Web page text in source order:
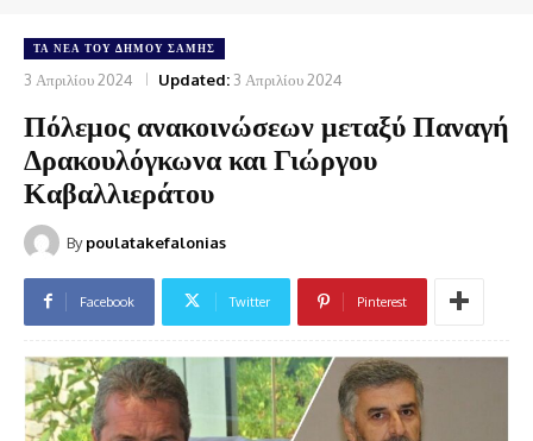
ΤΑ ΝΈΑ ΤΟΥ ΔΉΜΟΥ ΣΆΜΗΣ
3 Απριλίου 2024 Updated: 3 Απριλίου 2024
Πόλεμος ανακοινώσεων μεταξύ Παναγή
Δρακουλόγκωνα και Γιώργου
Καβαλλιεράτου
By poulatakefalonias
Facebook Twitter Pinterest